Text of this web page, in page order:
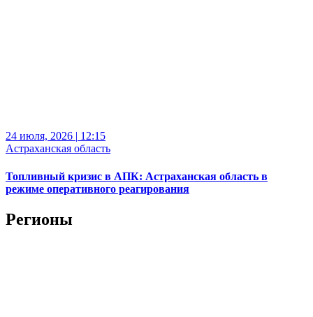
24 июля, 2026 | 12:15
Астраханская область
Топливный кризис в АПК: Астраханская область в
режиме оперативного реагирования
Регионы